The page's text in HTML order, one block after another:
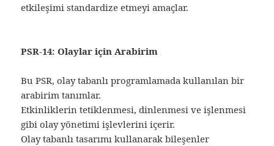
etkileşimi standardize etmeyi amaçlar.
PSR-14: Olaylar için Arabirim
Bu PSR, olay tabanlı programlamada kullanılan bir
arabirim tanımlar.
Etkinliklerin tetiklenmesi, dinlenmesi ve işlenmesi
gibi olay yönetimi işlevlerini içerir.
Olay tabanlı tasarımı kullanarak bileşenler